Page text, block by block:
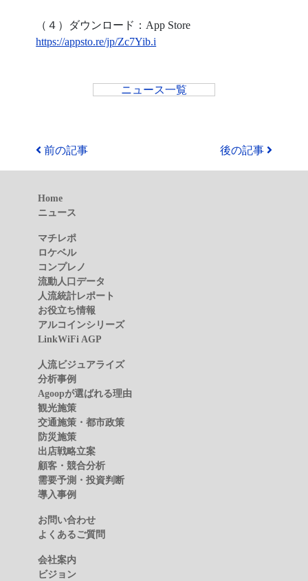
（４）ダウンロード：App Store
https://appsto.re/jp/Zc7Yib.i
ニュース一覧
前の記事 後の記事
Home
ニュース
マチレポ
ロケベル
コンプレノ
流動人口データ
人流統計レポート
お役立ち情報
アルコインシリーズ
LinkWiFi AGP
人流ビジュアライズ
分析事例
Agoopが選ばれる理由
観光施策
交通施策・都市政策
防災施策
出店戦略立案
顧客・競合分析
需要予測・投資判断
導入事例
お問い合わせ
よくあるご質問
会社案内
ビジョン